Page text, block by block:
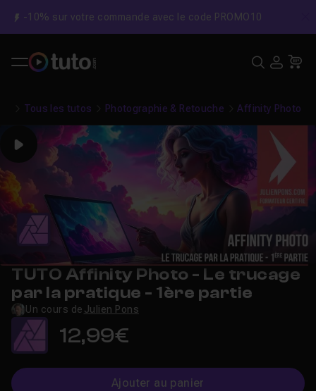
-10% sur votre commande avec le code PROMO10
Tous les tutos Photographie & Retouche Affinity Photo
Play
TUTO Affinity Photo - Le trucage
par la pratique - 1ère partie
Un cours de Julien Pons
12,99€
Ajouter au panier